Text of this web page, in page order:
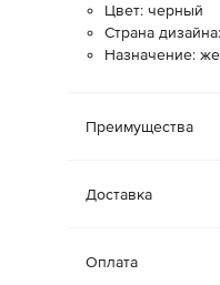
Цвет: черный
Страна
Назначение:
Преимущества
Доставка
Оплата